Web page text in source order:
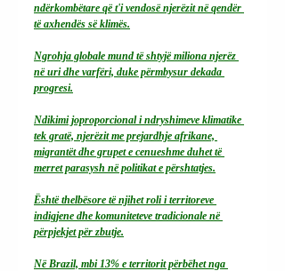
ndërkombëtare që t'i vendosë njerëzit në qendër
të axhendës së klimës.
Ngrohja globale mund të shtyjë miliona njerëz
në uri dhe varfëri, duke përmbysur dekada
progresi.
Ndikimi joproporcional i ndryshimeve klimatike
tek gratë, njerëzit me prejardhje afrikane,
migrantët dhe grupet e cenueshme duhet të
merret parasysh në politikat e përshtatjes.
Është thelbësore të njihet roli i territoreve
indigjene dhe komuniteteve tradicionale në
përpjekjet për zbutje.
Në Brazil, mbi 13% e territorit përbëhet nga